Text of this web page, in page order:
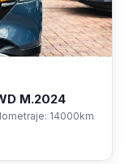
M.2024
14000km